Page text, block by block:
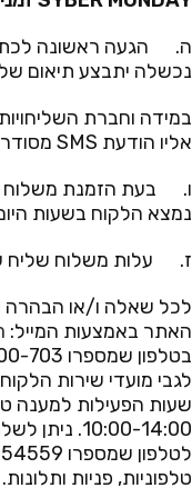
ה. הגעה ראשונה
נכשלה יתבצע תיאום של
במידה וחברת
אליו הודעת SMS מסודרת.
ו. בעת הזמנת משלוח
נמצא הלקוח בשעות
ז. עלות משלוח שליח עד
לכל שאלה ו/או הבהרה
האתר באמצעות המייל:
לגבי מועדי שירות
שעות הפעילות למענה
10:00-
טלפוניות, פניות ותלונות.